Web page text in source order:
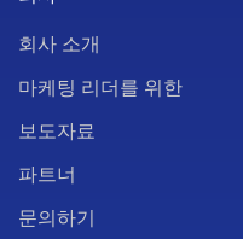
회사 소개
마케팅 리더를 위한
보도자료
파트너
문의하기